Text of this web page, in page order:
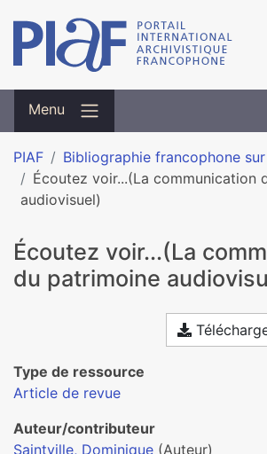
Menu
PIAF
Bibliographie francophone sur
Écoutez voir...(La communication
audiovisuel)
Écoutez voir...(La
du patrimoine
Type de ressource
Article de revue
Auteur/contributeur
Saintville, Dominique (Auteur)